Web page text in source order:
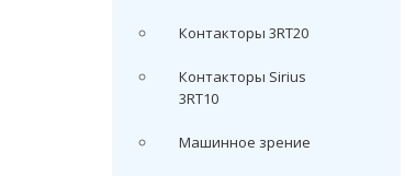
Контакторы 3RT20
Контакторы Sirius
3RT10
Машинное зрение